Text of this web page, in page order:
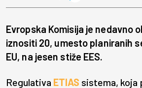
Evropska Komisija je nedavno
iznositi 20, umesto planiranih
EU, na jesen stiže EES.
Regulativa ETIAS sistema, koja